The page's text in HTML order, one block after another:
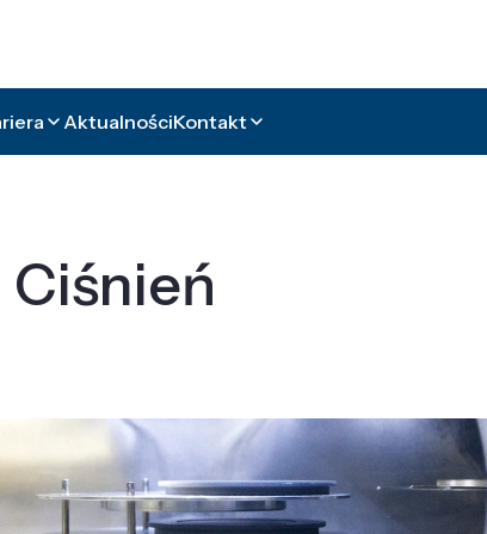
AktualnościKontakt